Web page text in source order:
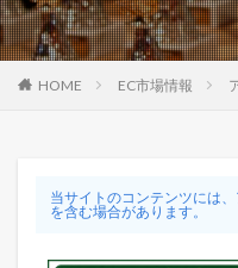
HOME EC市場情報
当サイトのコンテンツには
を含む場合があります。